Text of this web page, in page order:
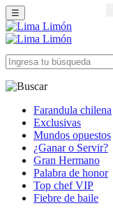
☰
Farandula chilena
Exclusivas
Mundos opuestos
¿Ganar o Servir?
Gran Hermano
Palabra de honor
Top chef VIP
Fiebre de baile